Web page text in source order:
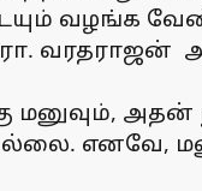
வழங்க
மனுவும்,
எனவே,